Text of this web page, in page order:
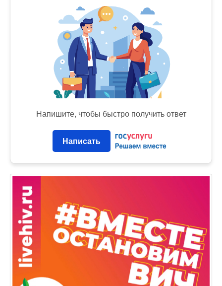
Напишите, чтобы быстро получить ответ
Написать